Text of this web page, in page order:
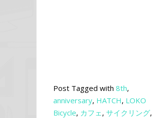
Post Tagged with 8th,
anniversary, HATCH, LOKO
Bicycle, カフェ , サイクリング,